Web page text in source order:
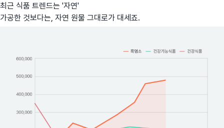
최근 식품 트렌드는 '자연'
가공한 것보다는, 자연 원물 그대로가 대세죠.